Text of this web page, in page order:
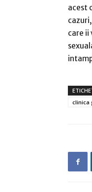
acest
care ii
clinica